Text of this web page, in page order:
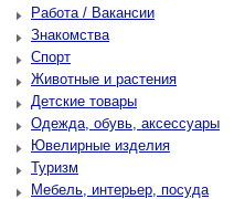
Работа / Вакансии
Знакомства
Спорт
Животные и растения
Детские товары
Одежда, обувь, аксессуары
Ювелирные изделия
Туризм
Мебель, интерьер, посуда